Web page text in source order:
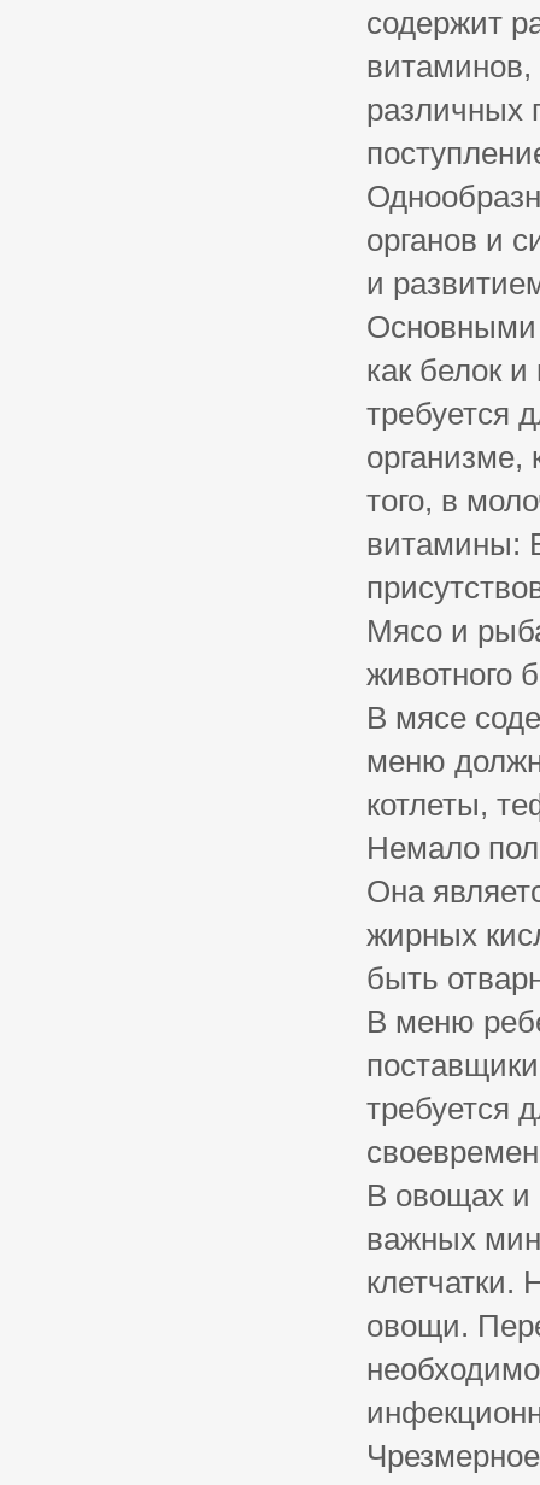
содержит
различных
органов и
и
Основными
как белок
требуется
организме,
того, в
витамины:
Мясо и
животного
В мясе
меню
котлеты,
Немало
Она
жирных
быть
В меню
требуется
В овощах и
важных
овощи.